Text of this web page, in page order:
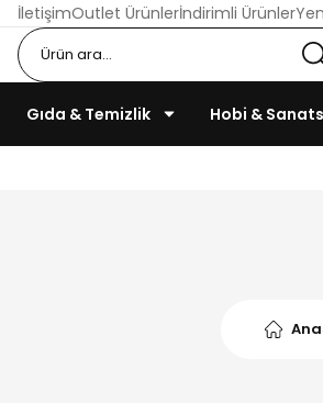
İletişimOutlet Ürünlerİndirimli Ürünler
Gıda & Temizlik Hobi &